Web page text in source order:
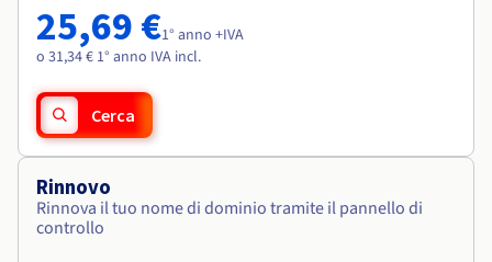
25,69 €1° anno +IVA
o 31,34 € 1° anno IVA incl.
Cerca
Rinnovo
Rinnova il tuo nome di dominio tramite il pannello di
controllo